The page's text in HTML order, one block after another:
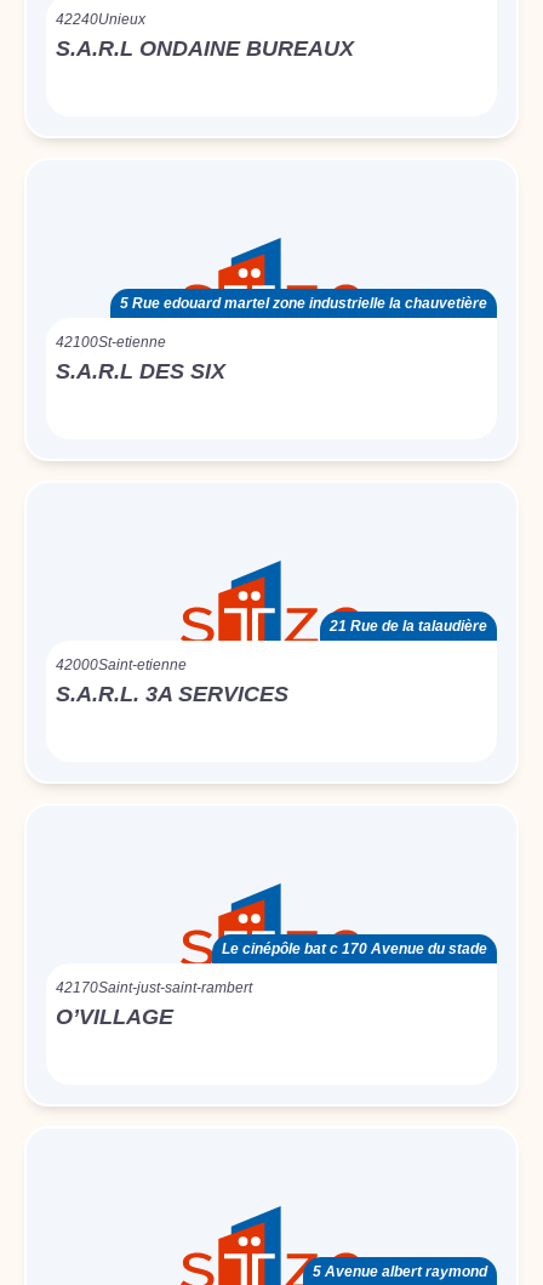
42240Unieux
S.A.R.L ONDAINE BUREAUX
5 Rue edouard martel zone industrielle la chauvetière
42100St-etienne
S.A.R.L DES SIX
21 Rue de la talaudière
42000Saint-etienne
S.A.R.L. 3A SERVICES
Le cinépôle bat c 170 Avenue du stade
42170Saint-just-saint-rambert
O’VILLAGE
5 Avenue albert raymond